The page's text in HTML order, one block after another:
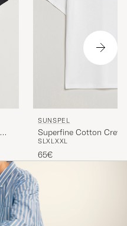
SUNSPEL
Superfine Cotton Crew
Shirt White
SLXLXXL
65€